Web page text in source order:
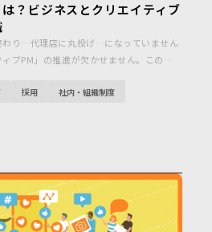
？ビジネスとクリエイティブ
わり…代理店に丸投げ…になっていません
ブPM」の推進が欠かせません。この記
採用 社内・組織制度